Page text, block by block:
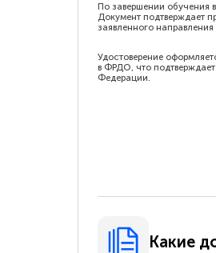
По завершении обучения
Документ подтверждает
заявленного направления
Удостоверение
в ФРДО, что
Федерации.
Какие